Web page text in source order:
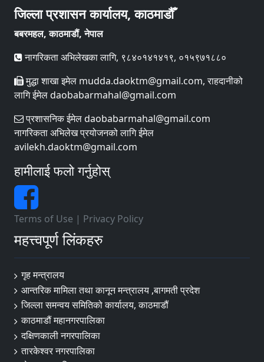
जिल्ला प्रशासन कार्यालय, काठमाडौँ
बबरमहल, काठमाडौं, नेपाल
नागरिकता अभिलेखका लागि, ९८४०१४१४१९, ०१५९७१८८०
मुद्धा शाखा इमेल mudda.daoktm@gmail.com, राहदानीको
लागि ईमेल daobabarmahal@gmail.com
प्रशासनिक ईमेल daobabarmahal@gmail.com
नागरिकता अभिलेख प्रयोजनको लागि ईमेल
avilekh.daoktm@gmail.com
हामीलाई फलो गर्नुहोस्
Terms of Use | Privacy Policy
महत्त्वपूर्ण लिंकहरु
गृह मन्त्रालय
आन्तरिक मामिला तथा कानून मन्त्रालय ,बागमती प्रदेश
जिल्ला समन्वय समितिको कार्यालय, काठमाडौं
काठमाडौं महानगरपालिका
दक्षिणकाली नगरपालिका
तारकेश्वर नगरपालिका